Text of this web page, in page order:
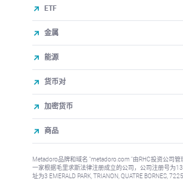
ETF
金属
能源
货币对
加密货币
商品
Metadoro品牌和域名 "metadoro.com "由RHC投资公司管
一家根据毛里求斯法律注册成立的公司，公司注册号为
址为3 EMERALD PARK, TRIANON, QUATRE BORNES,